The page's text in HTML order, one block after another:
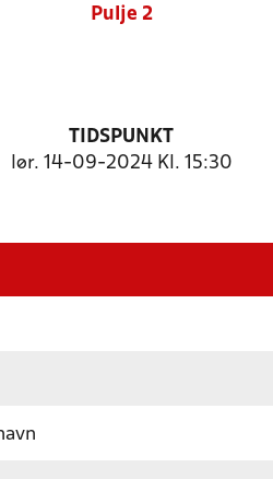
Pulje 2
TIDSPUNKT
lør. 14-09-2024 Kl. 15:30